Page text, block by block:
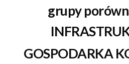
grupy
GOSPODARKA